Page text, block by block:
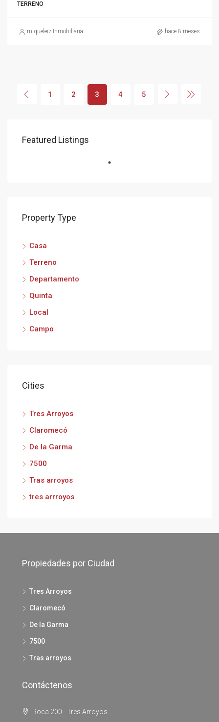
TERRENO
miqueleiz Inmobiliaria hace 8 meses
1 2 3 4 5
Featured Listings
Property Type
Casa
Terreno
Departamento
Quinta
Local
Campo
Cities
Tres Arroyos
Claromecó
De la Garma
7500
Tras arroyos
tres arrroyos
Propiedades por Ciudad
Tres Arroyos
Claromecó
De la Garma
7500
Tras arroyos
Contáctenos
Roca 200 - Tres Arroyos